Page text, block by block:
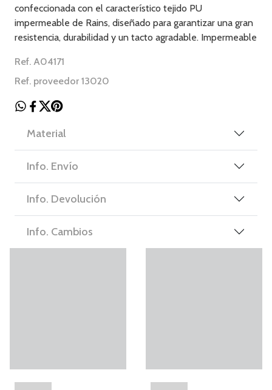
confeccionada con el característico tejido PU
impermeable de Rains, diseñado para garantizar una gran
resistencia, durabilidad y un tacto agradable. Impermeable
Ref. A04171
Ref. proveedor 13020
Material
Info. Envío
Info. Devolución
Info. Cambios